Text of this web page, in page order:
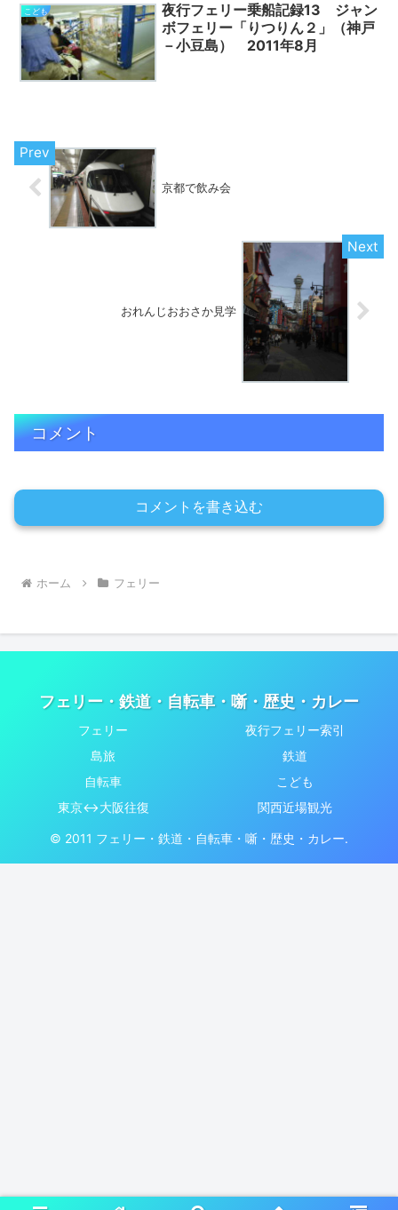
こども
夜行フェリー乗船記録13 ジャン
ボフェリー「りつりん２」（神戸
－小豆島） 2011年8月
京都で飲み会
おれんじおおさか見学
コメント
コメントを書き込む
ホーム フェリー
フェリー・鉄道・自転車・噺・歴史・カレー
フェリー
夜行フェリー索引
島旅
鉄道
自転車
こども
東京↔大阪往復
関西近場観光
© 2011 フェリー・鉄道・自転車・噺・歴史・カレー.